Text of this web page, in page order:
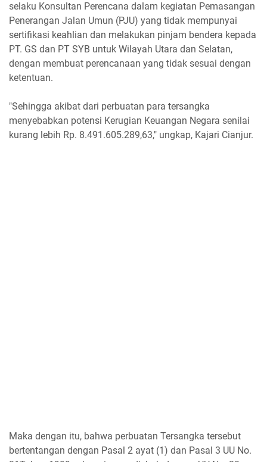
selaku Konsultan Perencana dalam kegiatan Pemasangan
Penerangan Jalan Umun (PJU) yang tidak mempunyai
sertifikasi keahlian dan melakukan pinjam bendera kepada
PT. GS dan PT SYB untuk Wilayah Utara dan Selatan,
dengan membuat perencanaan yang tidak sesuai dengan
ketentuan.
"Sehingga akibat dari perbuatan para tersangka
menyebabkan potensi Kerugian Keuangan Negara senilai
kurang lebih Rp. 8.491.605.289,63," ungkap, Kajari Cianjur.
Maka dengan itu, bahwa perbuatan Tersangka tersebut
bertentangan dengan Pasal 2 ayat (1) dan Pasal 3 UU No.